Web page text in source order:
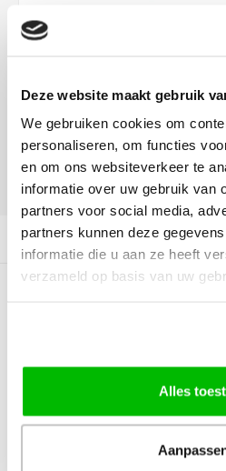
Deze website maakt gebruik
We gebruiken cookies om
personaliseren, om functies
en om ons websiteverkeer te
informatie over uw gebruik van
partners voor social media,
partners kunnen deze
informatie die u aan ze heeft
verzameld op basis van uw
Alles
DIRECT LEVERBAAR
DELEN:
Productomschrijving